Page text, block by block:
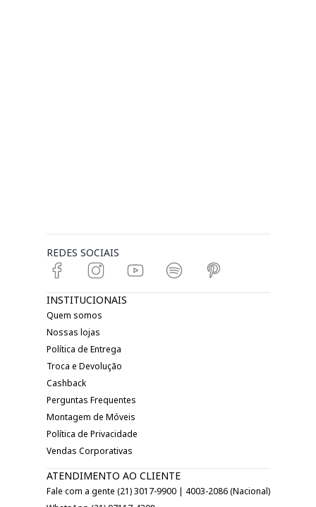
REDES SOCIAIS
INSTITUCIONAIS
Quem somos
Nossas lojas
Política de Entrega
Troca e Devolução
Cashback
Perguntas Frequentes
Montagem de Móveis
Política de Privacidade
Vendas Corporativas
ATENDIMENTO AO CLIENTE
Fale com a gente (21) 3017-9900 | 4003-2086 (Nacional)